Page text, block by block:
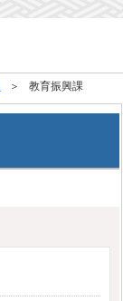
教育振興課